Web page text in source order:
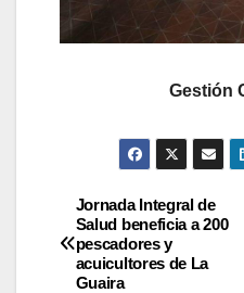
Gestión
Jornada Integral de
Salud beneficia a 200
pescadores y
acuicultores de La
Guaira